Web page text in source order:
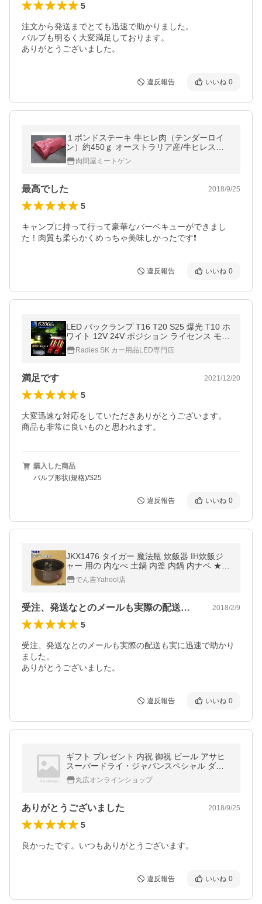
5
注文から発送までとても迅速で助かりました。
バルブも明るく大変満足しております。
ありがとうございました。
違反報告 いいね 0
１ポンドステーキ 牛ヒレ肉（テンダーロイ
ン）約450ｇ オーストラリア産/牛ヒレステ
ーキ テンダーロイン
肉問屋ミートゲン
最高でした 2018/9/25
5
キャンプに持って行って豪華なバーベキューができまし
た！肉質も柔らかくめっちゃ美味しかったです❗️
違反報告 いいね 0
LED バックランプ T16 T20 S25 爆光 T10 ホ
ワイト 12V 24V ポジション ライセンス モデ
ル フォレスター 1年保証 赤い新星 2個 Radi
es SKRadies SK カー用品LED専門店
満足です 2021/12/20
5
大変迅速な対応をしていただきありがとうございます。
商品も非常に良いものと思われます。
購入した商品
バルブ形状(規格)/S25
違反報告 いいね 0
JKX1476 タイガー 魔法瓶 炊飯器 IH炊飯ジ
ャー 用の 内なべ 土鍋 内釜 内鍋 内ナベ ★ T
IGER ※品番が変更になりました。 ※5.5合炊
き用です。
でん吉Yahoo!店
受注、発送なとのメールも実際の配送も実… 2018/2/9
5
受注、発送なとのメールも実際の配送も実に迅速で助かり
ました。
ありがとうございました。
違反報告 いいね 0
ギフト プレゼント 内祝 御祝 ビール アサヒ
スーパードライ・ジャパンスペシャル ダブ
ルセット JSW-3 送料無料 ビール 百貨店
丸広オンラインショップ
ありがとうございました 2018/9/25
5
良かったです。いつもありがとうございます。
違反報告 いいね 0